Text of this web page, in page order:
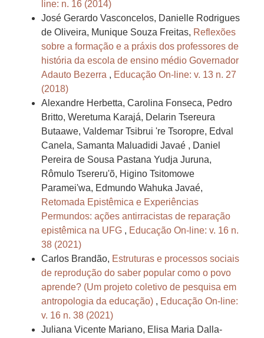
line: n. 16 (2014)
José Gerardo Vasconcelos, Danielle Rodrigues
de Oliveira, Munique Souza Freitas, Reflexões
sobre a formação e a práxis dos professores de
história da escola de ensino médio Governador
Adauto Bezerra , Educação On-line: v. 13 n. 27
(2018)
Alexandre Herbetta, Carolina Fonseca, Pedro
Britto, Weretuma Karajá, Delarin Tsereura
Butaawe, Valdemar Tsibrui 're Tsoropre, Edval
Canela, Samanta Maluadidi Javaé , Daniel
Pereira de Sousa Pastana Yudja Juruna,
Rômulo Tsereru'õ, Higino Tsitomowe
Paramei'wa, Edmundo Wahuka Javaé,
Retomada Epistêmica e Experiências
Permundos: ações antirracistas de reparação
epistêmica na UFG , Educação On-line: v. 16 n.
38 (2021)
Carlos Brandão, Estruturas e processos sociais
de reprodução do saber popular como o povo
aprende? (Um projeto coletivo de pesquisa em
antropologia da educação) , Educação On-line:
v. 16 n. 38 (2021)
Juliana Vicente Mariano, Elisa Maria Dalla-